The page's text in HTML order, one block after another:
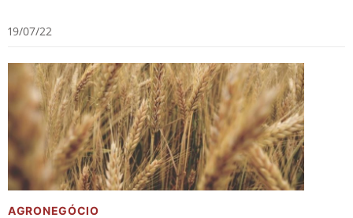
19/07/22
AGRONEGÓCIO